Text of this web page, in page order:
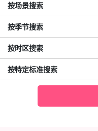
按场景搜索
按季节搜索
按时区搜索
按特定标准搜索